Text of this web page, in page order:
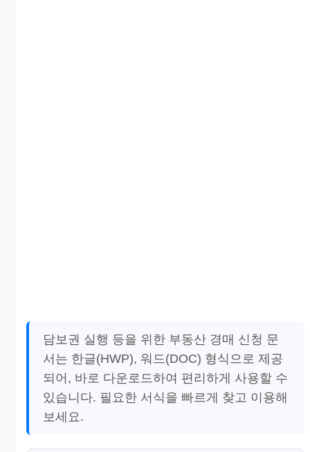
담보권 실행 등을 위한 부동산 경매 신청 문
서는 한글(HWP), 워드(DOC) 형식으로 제공
되어, 바로 다운로드하여 편리하게 사용할 수
있습니다. 필요한 서식을 빠르게 찾고 이용해
보세요.